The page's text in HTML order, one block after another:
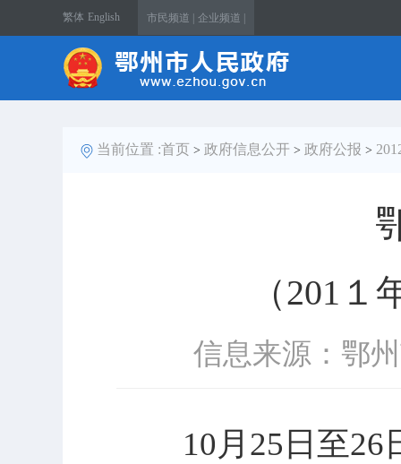
繁体 English 市民频道 | 企业频道 |
当前位置 :首页 > 政府信息公开 > 政府公报 >
（201
信息来源：鄂
10月25日至26